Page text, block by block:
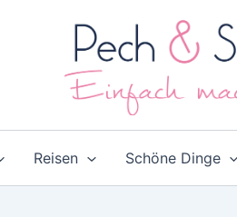
Reisen Schöne Dinge